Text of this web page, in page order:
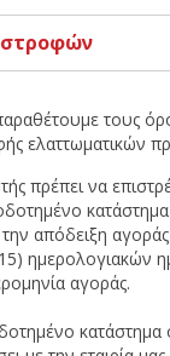
τους
ελαττωματικών
πρέπει να
απόδειξη
ημερολογιακών
αγοράς.
κατάστημα